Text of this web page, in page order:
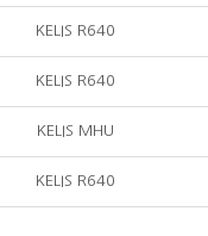
KELIS R640
KELIS R640
KELIS MHU
KELIS R640